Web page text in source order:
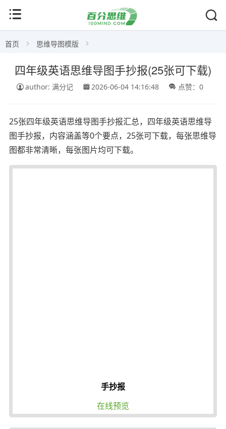
首页 思维导图模版
四年级英语思维导图手抄报(25张可下载)
author: 满分记 2026-06-04 14:16:48 点赞：0
25张四年级英语思维导图手抄报汇总，四年级英语思维导
图手抄报，内容涵盖等0个要点，25张可下载，每张思维导
图都非常清晰，每张图片均可下载。
手抄报
在线预览